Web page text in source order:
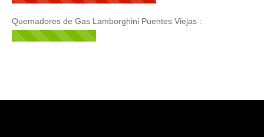
Quemadores de Gas Lamborghini Puentes Viejas :